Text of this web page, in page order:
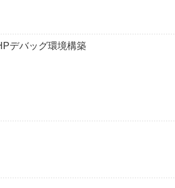
デバッグ環境構築